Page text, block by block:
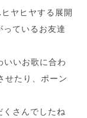
ヤヒヤする展開
ているお友達
いいお歌に合わ
せたり、ポーン
さんでしたね